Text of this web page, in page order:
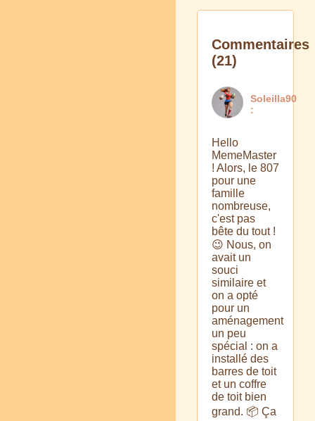
Commentaires
(21)
Soleilla90
:
Hello
MemeMaster
! Alors, le 807
pour une
famille
nombreuse,
c'est pas
bête du tout !
😉 Nous, on
avait un
souci
similaire et
on a opté
pour un
aménagement
un peu
spécial : on a
installé des
barres de toit
et un coffre
de toit bien
grand. 📦 Ça